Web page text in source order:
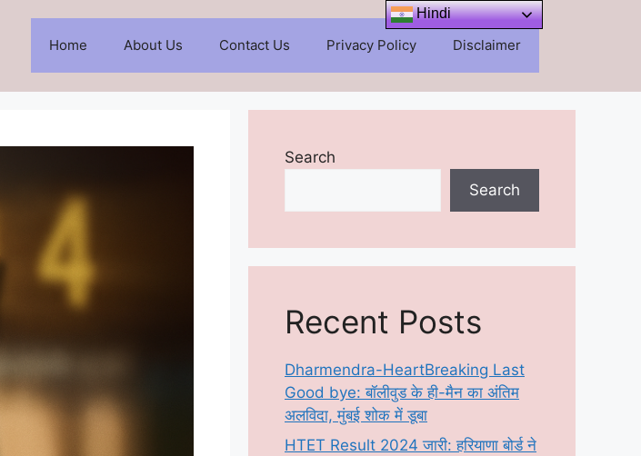
Home About Us Contact Us Privacy Policy Disclaimer
Search
Search
Recent Posts
Dharmendra-HeartBreaking Last
Good bye: बॉलीवुड के ही-मैन का अंतिम
अलविदा, मुंबई शोक में डूबा
HTET Result 2024 जारी: हरियाणा बोर्ड ने
Hindi